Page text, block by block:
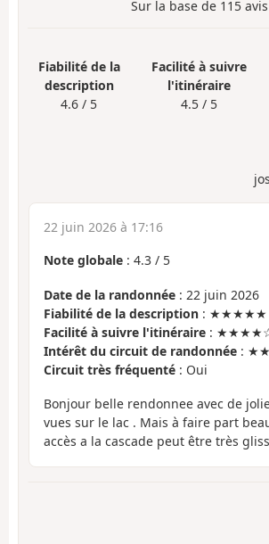
Sur la base de 115 avis
Fiabilité de la
description
4.6 / 5
Facilité à suivre
l'itinéraire
4.5 / 5
22 juin 2026 à 17:16
Note globale : 4.3 / 5
Date de la randonnée : 22 juin 2026
Fiabilité de la description : ★★★★★
Facilité à suivre l'itinéraire :
Intérêt du circuit de randonnée :
Circuit très fréquenté : Oui
Bonjour belle rendonnee avec de
vues sur le lac . Mais à faire part
accès a la cascade peut être très